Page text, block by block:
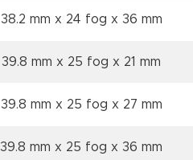
38.2 mm x 24 fog x 36 mm
39.8 mm x 25 fog x 21 mm
39.8 mm x 25 fog x 27 mm
39.8 mm x 25 fog x 36 mm